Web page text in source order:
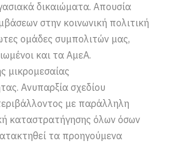
δικαιώματα. Απουσία
στην κοινωνική πολιτική
ομάδες συμπολιτών μας,
και τα ΑμεΑ.
μικρομεσαίας
Ανυπαρξία σχεδίου
με παράλληλη
καταστρατήγησης όλων όσων
τα προηγούμενα